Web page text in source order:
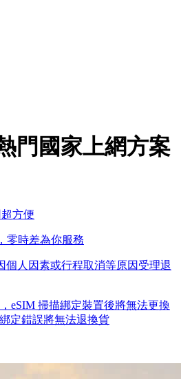
門國家上網方案
方便
零時差為你服務
個人因素或行程取消等原因受理退
eSIM 掃描綁定裝置後將無法更換
綁定錯誤將無法退換貨